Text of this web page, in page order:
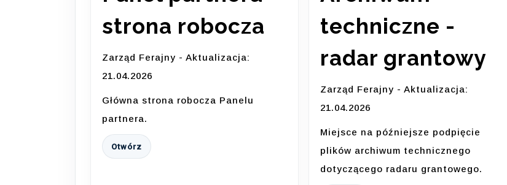
strona robocza
Zarząd Ferajny - Aktualizacja:
21.04.2026
Główna strona robocza Panelu
partnera.
Otwórz
techniczne -
radar grantowy
Zarząd Ferajny - Aktualizacja:
21.04.2026
Miejsce na późniejsze podpięcie
plików archiwum technicznego
dotyczącego radaru grantowego.